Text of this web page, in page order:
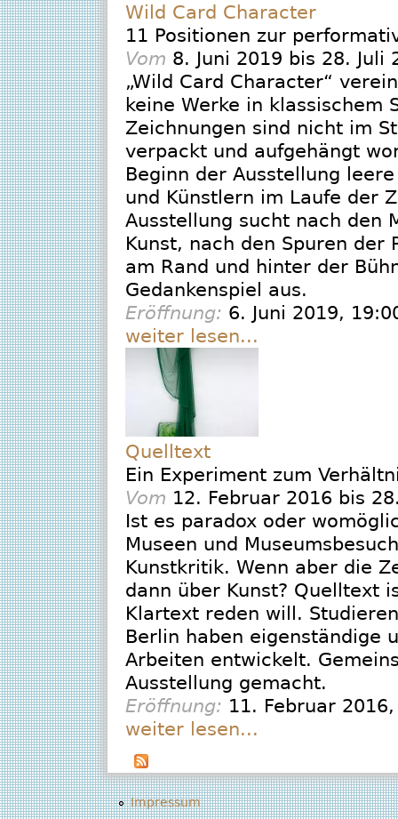
Wild Card Character
11 Positionen zur
Vom 8. Juni 2019 bis 28. Juli
„Wild Card Character“
keine Werke in klassischem
Zeichnungen sind nicht im
verpackt und aufgehängt
Beginn der Ausstellung
und Künstlern im Laufe der
Ausstellung sucht nach den
Kunst, nach den Spuren der
am Rand und hinter der
Gedankenspiel aus.
Eröffnung: 6. Juni 2019,
weiter lesen...
Quelltext
Ein Experiment zum
Vom 12. Februar 2016 bis
Ist es paradox oder
Museen und
Kunstkritik. Wenn aber die
dann über Kunst? Quelltext
Klartext reden will.
Berlin haben eigenständige
Arbeiten entwickelt.
Ausstellung gemacht.
Eröffnung: 11. Februar 2016
weiter lesen...
Impressum